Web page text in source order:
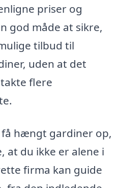
priser og
god måde at sikre,
tilbud til
uden at det
flere
hængt gardiner op,
at du ikke er alene i
firma kan guide